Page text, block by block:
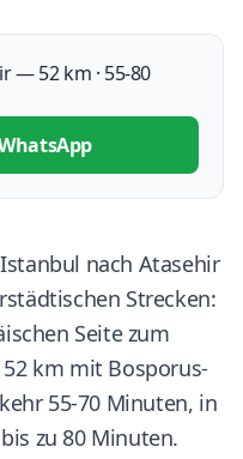
— 52 km · 55-80
nach Atasehir
Strecken:
Seite zum
km mit Bosporus-
55-70 Minuten, in
zu 80 Minuten.